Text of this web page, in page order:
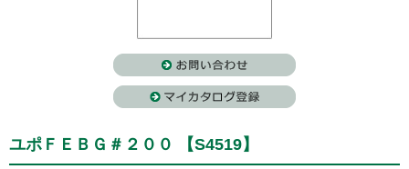
ユポＦＥＢＧ＃２００ 【S4519】